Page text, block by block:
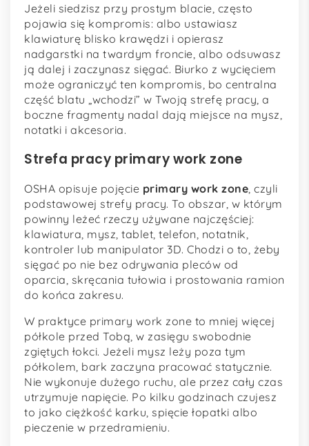
Jeżeli siedzisz przy prostym blacie, często
pojawia się kompromis: albo ustawiasz
klawiaturę blisko krawędzi i opierasz
nadgarstki na twardym froncie, albo odsuwasz
ją dalej i zaczynasz sięgać. Biurko z wycięciem
może ograniczyć ten kompromis, bo centralna
część blatu „wchodzi” w Twoją strefę pracy, a
boczne fragmenty nadal dają miejsce na mysz,
notatki i akcesoria.
Strefa pracy primary work zone
OSHA opisuje pojęcie primary work zone, czyli
podstawowej strefy pracy. To obszar, w którym
powinny leżeć rzeczy używane najczęściej:
klawiatura, mysz, tablet, telefon, notatnik,
kontroler lub manipulator 3D. Chodzi o to, żeby
sięgać po nie bez odrywania pleców od
oparcia, skręcania tułowia i prostowania ramion
do końca zakresu.
W praktyce primary work zone to mniej więcej
półkole przed Tobą, w zasięgu swobodnie
zgiętych łokci. Jeżeli mysz leży poza tym
półkolem, bark zaczyna pracować statycznie.
Nie wykonuje dużego ruchu, ale przez cały czas
utrzymuje napięcie. Po kilku godzinach czujesz
to jako ciężkość karku, spięcie łopatki albo
pieczenie w przedramieniu.